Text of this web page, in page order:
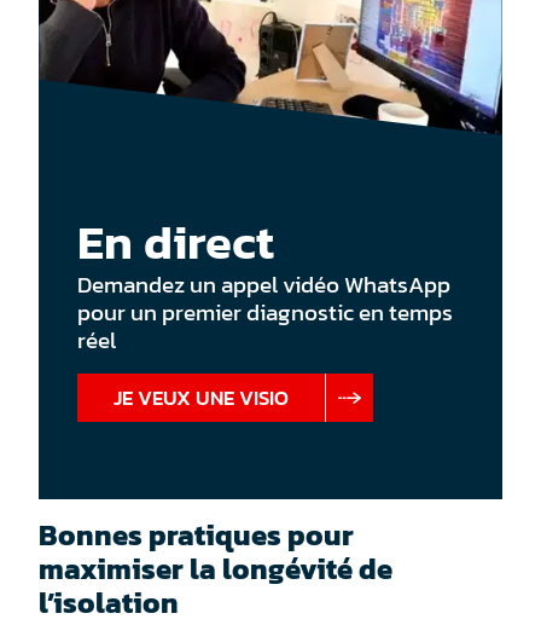
En direct
Demandez un appel vidéo WhatsApp
pour un premier diagnostic en temps
réel
JE VEUX UNE VISIO
Bonnes pratiques pour
maximiser la longévité de
l’isolation